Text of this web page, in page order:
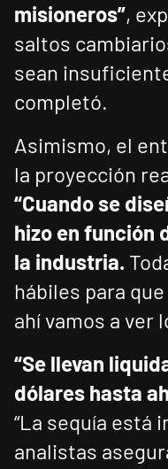
misioneros”,
saltos
sean
completó.
Asimismo, el
la proyección
“Cuando se
hizo en función
la industria.
hábiles para
ahí vamos a ver
“Se llevan
dólares hasta
“La sequía está
analistas